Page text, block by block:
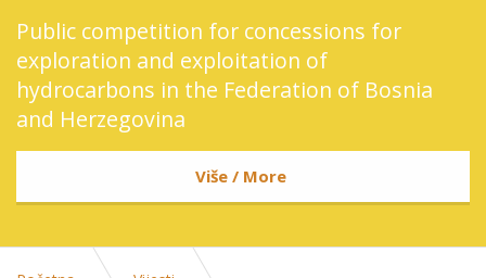
Public competition for concessions for
exploration and exploitation of
hydrocarbons in the Federation of Bosnia
and Herzegovina
Više / More